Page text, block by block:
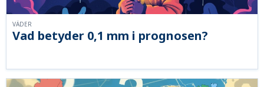
Vad betyder 0,1 mm i prognosen?
VÄDER